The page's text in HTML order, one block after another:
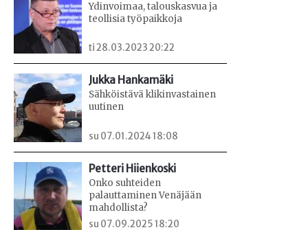
Ydinvoimaa, talouskasvua ja
teollisia työpaikkoja
ti 28.03.2023 20:22
Jukka Hankamäki
Sähköistävä klikinvastainen
uutinen
su 07.01.2024 18:08
Petteri Hiienkoski
Onko suhteiden
palauttaminen Venäjään
mahdollista?
su 07.09.2025 18:20